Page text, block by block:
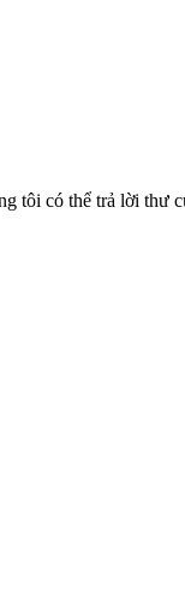
tôi có thể trả lời thư